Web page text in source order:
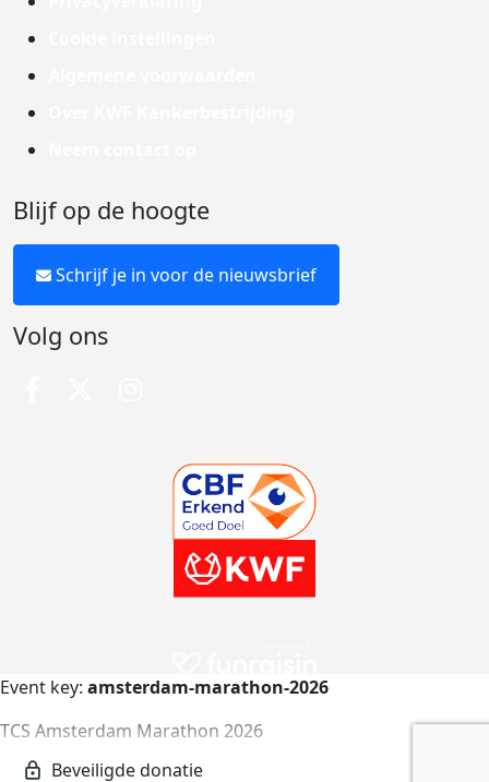
Blijf op de hoogte
Schrijf je in voor de nieuwsbrief
Volg ons
Event key: amsterdam-marathon-2026
TCS Amsterdam Marathon 2026
amsterdam-marathon-2026